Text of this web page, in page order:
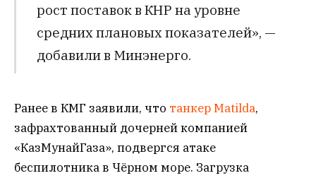
рост поставок в КНР на уровне
средних плановых показателей», —
добавили в Минэнерго.
Ранее в КМГ заявили, что танкер Matilda,
зафрахтованный дочерней компанией
«КазМунайГаза», подвергся атаке
беспилотника в Чёрном море. Загрузка